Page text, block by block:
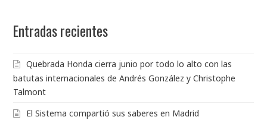
Entradas recientes
Quebrada Honda cierra junio por todo lo alto con las
batutas internacionales de Andrés González y Christophe
Talmont
El Sistema compartió sus saberes en Madrid